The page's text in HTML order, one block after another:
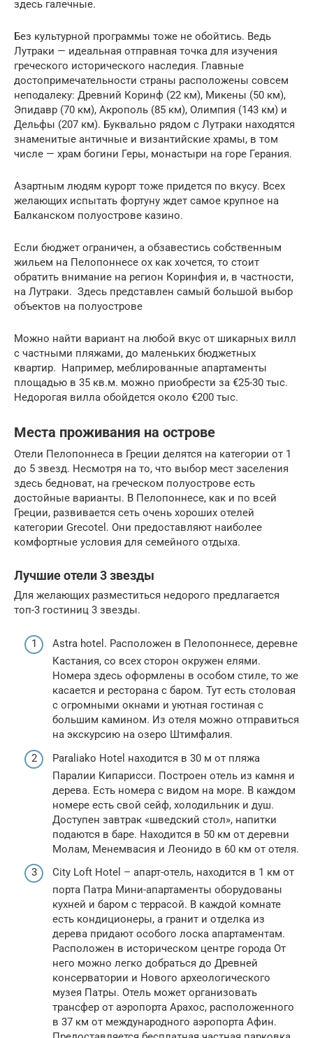
здесь галечные.
Без культурной программы тоже не обойтись. Ведь
Лутраки — идеальная отправная точка для изучения
греческого исторического наследия. Главные
достопримечательности страны расположены совсем
неподалеку: Древний Коринф (22 км), Микены (50 км),
Эпидавр (70 км), Акрополь (85 км), Олимпия (143 км) и
Дельфы (207 км). Буквально рядом с Лутраки находятся
знаменитые античные и византийские храмы, в том
числе — храм богини Геры, монастыри на горе Герания.
Азартным людям курорт тоже придется по вкусу. Всех
желающих испытать фортуну ждет самое крупное на
Балканском полуострове казино.
Если бюджет ограничен, а обзавестись собственным
жильем на Пелопоннесе ох как хочется, то стоит
обратить внимание на регион Коринфия и, в частности,
на Лутраки. Здесь представлен самый большой выбор
объектов на полуострове
Можно найти вариант на любой вкус от шикарных вилл
с частными пляжами, до маленьких бюджетных
квартир. Например, меблированные апартаменты
площадью в 35 кв.м. можно приобрести за €25-30 тыс.
Недорогая вилла обойдется около €200 тыс.
Места проживания на острове
Отели Пелопоннеса в Греции делятся на категории от 1
до 5 звезд. Несмотря на то, что выбор мест заселения
здесь бедноват, на греческом полуострове есть
достойные варианты. В Пелопоннесе, как и по всей
Греции, развивается сеть очень хороших отелей
категории Grecotel. Они предоставляют наиболее
комфортные условия для семейного отдыха.
Лучшие отели 3 звезды
Для желающих разместиться недорого предлагается
топ-3 гостиниц 3 звезды.
Astra hotel. Расположен в Пелопоннесе, деревне
Кастания, со всех сторон окружен елями.
Номера здесь оформлены в особом стиле, то же
касается и ресторана с баром. Тут есть столовая
с огромными окнами и уютная гостиная с
большим камином. Из отеля можно отправиться
на экскурсию на озеро Штимфалия.
Paraliako Hotel находится в 30 м от пляжа
Паралии Кипарисси. Построен отель из камня и
дерева. Есть номера с видом на море. В каждом
номере есть свой сейф, холодильник и душ.
Доступен завтрак «шведский стол», напитки
подаются в баре. Находится в 50 км от деревни
Молам, Менемвасия и Леонидо в 60 км от отеля.
City Loft Hotel – апарт-отель, находится в 1 км от
порта Патра Мини-апартаменты оборудованы
кухней и баром с террасой. В каждой комнате
есть кондиционеры, а гранит и отделка из
дерева придают особого лоска апартаментам.
Расположен в историческом центре города От
него можно легко добраться до Древней
консерватории и Нового археологического
музея Патры. Отель может организовать
трансфер от аэропорта Арахос, расположенного
в 37 км от международного аэропорта Афин.